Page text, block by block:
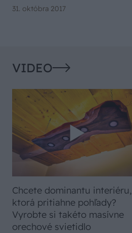
31. októbra 2017
VIDEO
Chcete dominantu interiéru,
ktorá pritiahne pohľady?
Vyrobte si takéto masívne
orechové svietidlo